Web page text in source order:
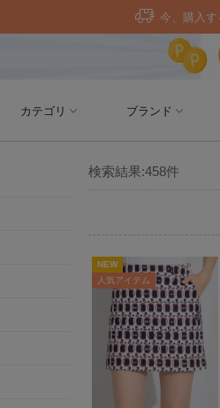
カテゴリ ブランド
検索結果:458件
NEW
人気アイテム